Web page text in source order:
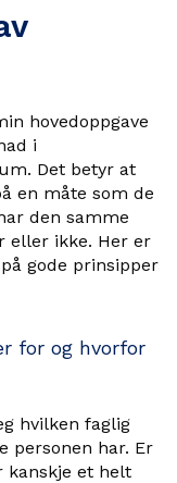
hovedoppgave
i
Det betyr at
en måte som de
den samme
eller ikke. Her er
gode prinsipper
for og hvorfor
hvilken faglig
personen har. Er
kanskje et helt